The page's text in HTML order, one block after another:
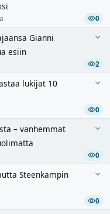
0
Gianni
esiin
2
lukijat 10
0
– vanhemmat
0
Steenkampin
0